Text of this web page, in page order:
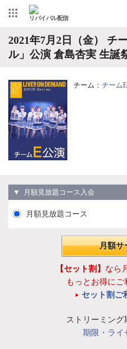
リバイバル配信
2021年7月2日（金） チ
ル」公演 倉島杏実 生誕
チーム： チームE
▼ 月額見放題コース入会
月額見放題コース
月額サ
【セット割】 なら
もっとお得にご
セット割ご
ストリーミン
期限・ライ